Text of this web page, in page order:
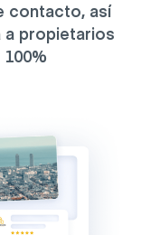
contacto, así
a propietarios